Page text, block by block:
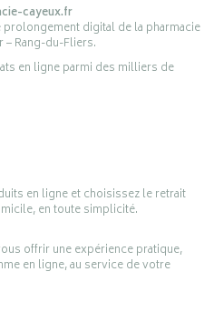
cayeux.fr
prolongement digital de la pharmacie
– Rang-du-Fliers.
en ligne parmi des milliers de
en ligne et choisissez le retrait
en toute simplicité.
offrir une expérience pratique,
en ligne, au service de votre